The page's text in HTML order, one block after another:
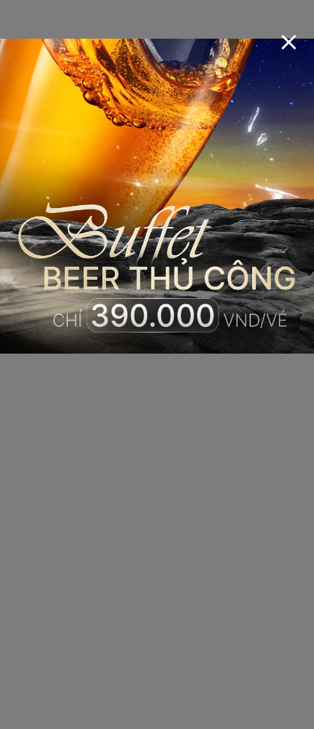
THƯỞNG THỨC
THẢ GA –
KHÔNG LO VỀ
GIÁ